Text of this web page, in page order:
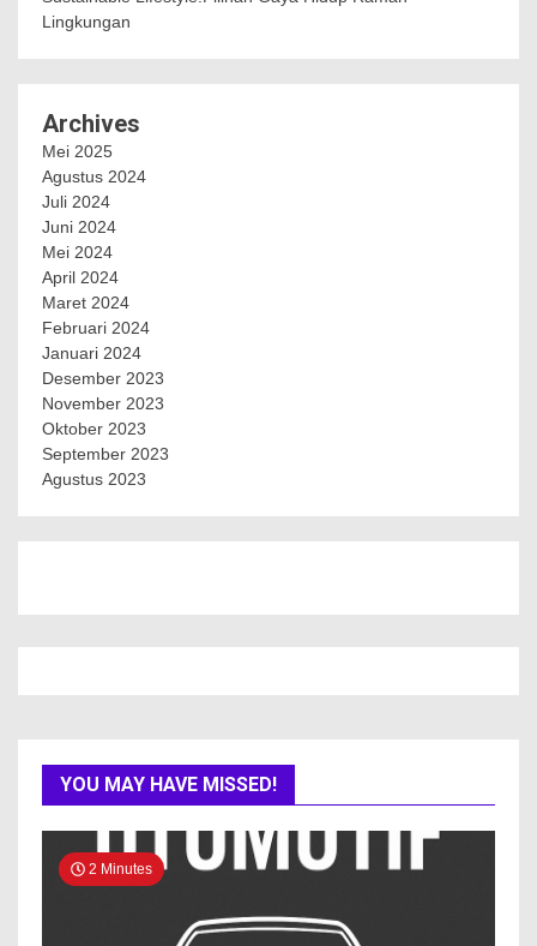
Lingkungan
Archives
Mei 2025
Agustus 2024
Juli 2024
Juni 2024
Mei 2024
April 2024
Maret 2024
Februari 2024
Januari 2024
Desember 2023
November 2023
Oktober 2023
September 2023
Agustus 2023
YOU MAY HAVE MISSED!
2 Minutes